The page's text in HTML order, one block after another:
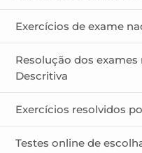
Exercícios de exame
Resolução dos
Descritiva
Exercícios resolvidos
Testes online de